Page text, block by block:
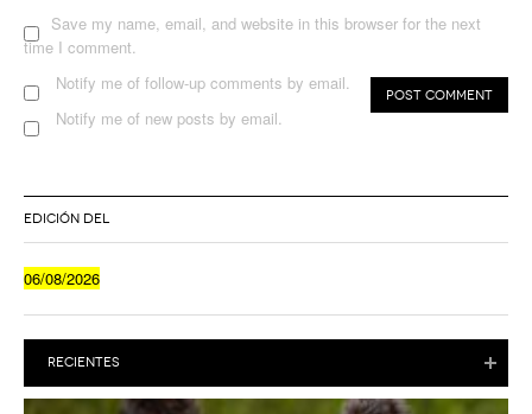
Save my name, email, and website in this browser for the next
time I comment.
Notify me of follow-up comments by email.
Notify me of new posts by email.
EDICIÓN DEL
06/08/2026
RECIENTES